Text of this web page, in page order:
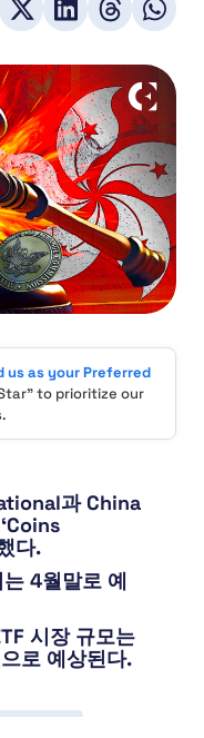
us as your Preferred
to prioritize our
과 China
다.
4월말로 예
시장 규모는
로 예상된다.